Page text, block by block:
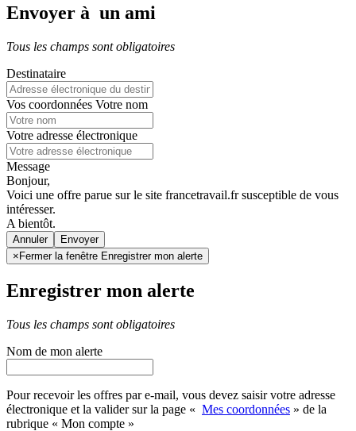
Envoyer à un ami
Tous les champs sont obligatoires
Destinataire
Vos coordonnées Votre nom
Votre adresse électronique
Message
Bonjour,
Voici une offre parue sur le site francetravail.fr susceptible de vous
intéresser.
A bientôt.
Annuler
× Fermer la fenêtre Enregistrer mon alerte
Enregistrer mon alerte
Tous les champs sont obligatoires
Nom de mon alerte
Pour recevoir les offres par e-mail, vous devez saisir votre adresse
électronique et la valider sur la page « Mes coordonnées » de la
rubrique « Mon compte »